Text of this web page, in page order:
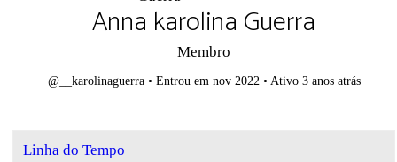
Anna karolina Guerra
Membro
@__karolinaguerra • Entrou em nov 2022 • Ativo 3 anos atrás
Linha do Tempo